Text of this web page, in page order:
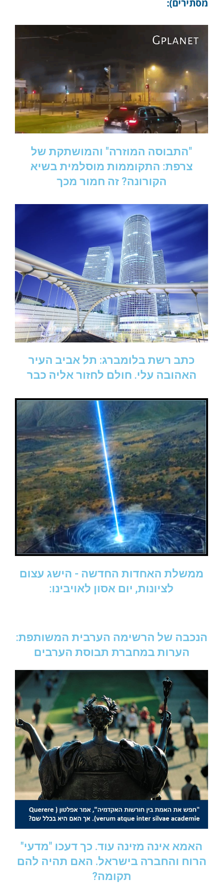
מסתירים):
"התבוסה המוזרה" והמושתקת של
צרפת: התקוממות מוסלמית בשיא
הקורונה? זה חמור מכך
כתב רשת בלומברג: תל אביב העיר
האהובה עלי. חולם לחזור אליה כבר
ממשלת האחדות החדשה - הישג עצום
לציונות, יום אסון לאויבינו:
הנכבה של הרשימה הערבית המשותפת:
הערות במחברת תבוסת הערבים
האמא אינה מזינה עוד. כך דעכו "מדעי"
הרוח והחברה בישראל. האם תהיה להם
תקומה?